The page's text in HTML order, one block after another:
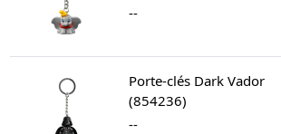
--
Porte-clés Dark Vador
(854236)
--